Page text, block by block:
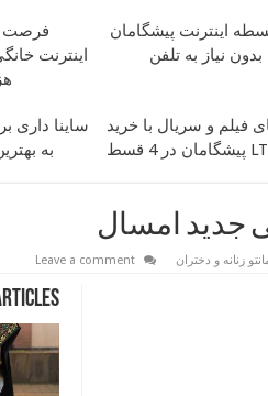
بدون نیاز به تلفن
فیلم و سریال با خرید
ساینا داری
به
جدید امسال
زنانه و دختران Leave a comment